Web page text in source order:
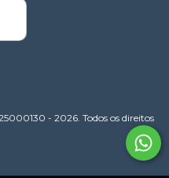
- 2026. Todos os direitos